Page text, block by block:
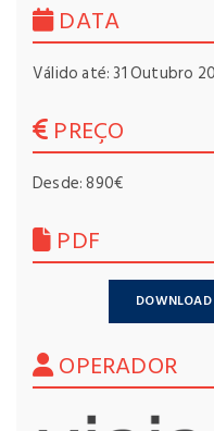
DATA
Válido até: 31 Outubro
PREÇO
Desde: 890€
PDF
DOWNLOAD
OPERADOR